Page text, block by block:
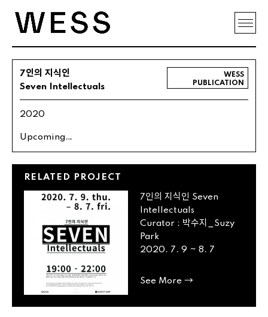
WESS
PUBLICATION
7인의 지식인
Seven Intellectuals
2020
Upcoming…
RELATED PROJECT
7인의 지식인 Seven
Intellectuals
Curator : 박수지_ Suzy
Park
2020. 7. 9 ~ 8. 7
See More →